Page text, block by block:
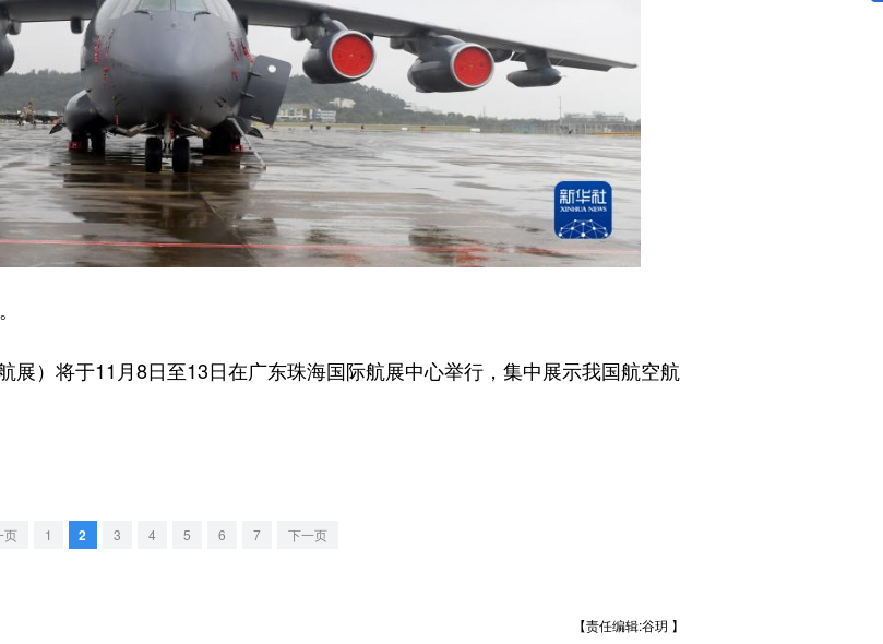
）将于11月8日至13日在广东珠海国际航展中心举行，集中展示我国航空航
页 1 2 3 4 5 6 7 下一页
【责任编辑:谷玥 】